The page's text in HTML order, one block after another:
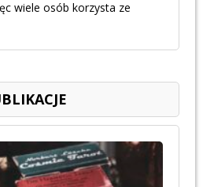
wiele osób korzysta ze